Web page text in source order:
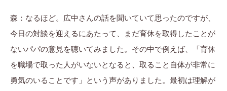
森：なるほど。広中さんの話を聞いていて思ったのですが、
今日の対談を迎えるにあたって、まだ育休を取得したことが
ないパパの意見を聴いてみました。その中で例えば、「育休
を職場で取った人がいないとなると、取ること自体が非常に
勇気のいることです」という声がありました。最初は理解が